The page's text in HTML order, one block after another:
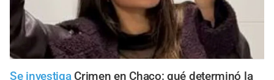
Se investiga Crimen en Chaco: qué determinó la